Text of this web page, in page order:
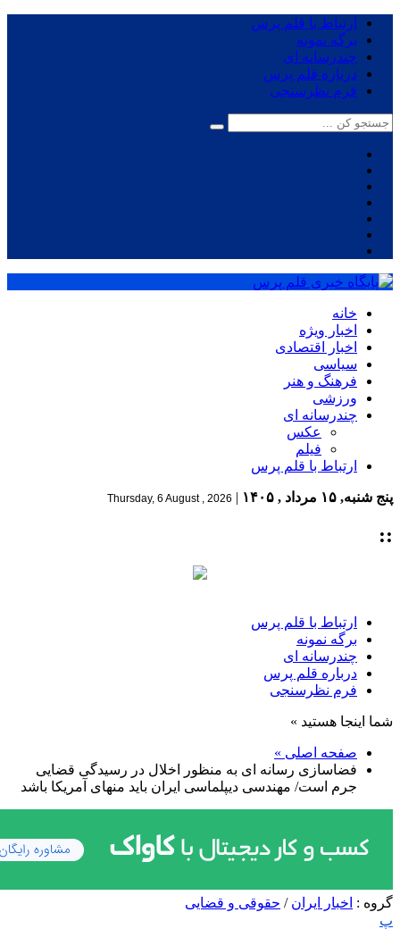
ارتباط با قلم پرس
برگه نمونه
چندرسانه ای
درباره قلم پرس
فرم نظرسنجی
خانه
اخبار ویژه
اخبار اقتصادی
سیاسی
فرهنگ و هنر
ورزشی
چندرسانه ای
عکس
فیلم
ارتباط با قلم پرس
پنج شنبه, ۱۵ مرداد , ۱۴۰۵ |
Thursday, 6 August , 2026
::
ارتباط با قلم پرس
برگه نمونه
چندرسانه ای
درباره قلم پرس
فرم نظرسنجی
شما اینجا هستید »
صفحه اصلی »
فضاسازی رسانه ای به منظور اخلال در رسیدگی قضایی
جرم است/ مهندسی دیپلماسی ایران باید منهای آمریکا باشد
گروه : اخبار ایران / حقوقی و قضایی
پ